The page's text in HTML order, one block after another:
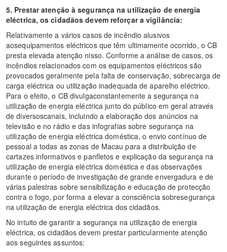
5. Prestar atenção à segurança na utilização de energia
eléctrica, os cidadãos devem reforçar a vigilância:
Relativamente a vários casos de incêndio alusivos
aosequipamentos eléctricos que têm ultimamente ocorrido, o CB
presta elevada atenção nisso. Conforme a análise de casos, os
incêndios relacionados com os equipamentos eléctricos são
provocados geralmente pela falta de conservação, sobrecarga de
carga eléctrica ou utilização inadequada de aparelho eléctrico.
Para o efeito, o CB divulgaconstantemente a segurança na
utilização de energia eléctrica junto do público em geral através
de diversoscanais, incluindo a elaboração dos anúncios na
televisão e no rádio e das infografias sobre segurança na
utilização de energia eléctrica doméstica, o envio contínuo de
pessoal a todas as zonas de Macau para a distribuição de
cartazes informativos e panfletos e explicação da segurança na
utilização de energia eléctrica doméstica e das observações
durante o período de investigação de grande envergadura e de
várias palestras sobre sensibilização e educação de protecção
contra o fogo, por forma a elevar a consciência sobresegurança
na utilização de energia eléctrica dos cidadãos.
No intuito de garantir a segurança na utilização de energia
eléctrica, os cidadãos devem prestar particularmente atenção
aos seguintes assuntos: